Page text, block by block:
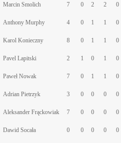
Marcin Smolich 7 0 2 2 0
Anthony Murphy 4 0 1 1 0
Karol Konieczny 8 0 1 1 0
Pavel Lapitski 2 1 0 1 0
Paweł Nowak 7 0 1 1 0
Adrian Pietrzyk 3 0 0 0 0
Aleksander Frąckowiak 7 0 0 0 0
Dawid Socała 0 0 0 0 0